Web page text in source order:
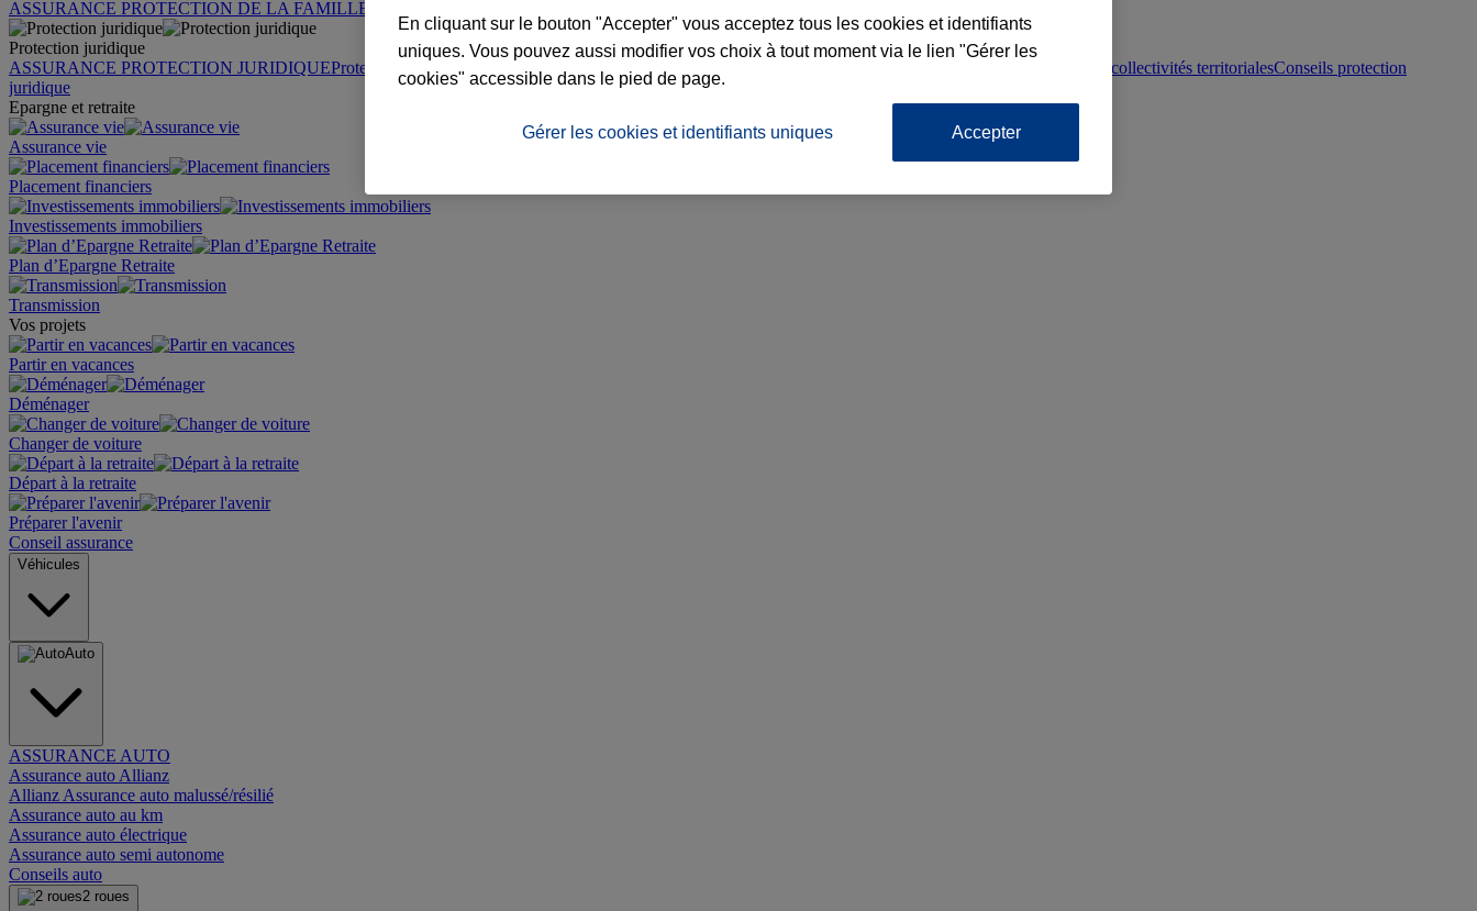
ASSURANCE PROTECTION DE LA FAMILLE
Protection juridique
ASSURANCE PROTECTION JURIDIQUEProtection juridique particuliers Protection juridique immobilière Protection juridique collectivités territorialesConseils protection
juridique
Epargne et retraite
Assurance vie
Placement financiers
Investissements immobiliers
Plan d’Epargne Retraite
Transmission
Vos projets
Partir en vacances
Déménager
Changer de voiture
Départ à la retraite
Préparer l'avenir
Conseil assurance
Véhicules
Auto
ASSURANCE AUTO
Assurance auto Allianz
Allianz Assurance auto malussé/résilié
Assurance auto au km
Assurance auto électrique
Assurance auto semi autonome
Conseils auto
2 roues
En cliquant sur le bouton "Accepter" vous acceptez tous les cookies et identifiants
uniques. Vous pouvez aussi modifier vos choix à tout moment via le lien "Gérer les
cookies" accessible dans le pied de page.
Gérer les cookies et identifiants uniques Accepter